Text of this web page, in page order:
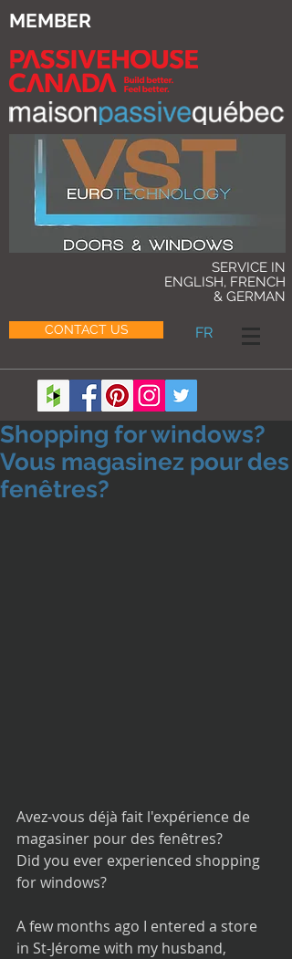
CONTACT US FR
SERVICE IN
ENGLISH, FRENCH
& GERMAN
MEMBER
Shopping for windows?
Vous magasinez pour des
fenêtres?
Avez-vous déjà fait l'expérience de
magasiner pour des fenêtres?
Did you ever experienced shopping
for windows?
A few months ago I entered a store
in St-Jérome with my husband,